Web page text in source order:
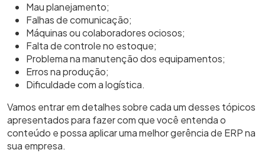
Mau planejamento;
Falhas de comunicação;
Máquinas ou colaboradores ociosos;
Falta de controle no estoque;
Problema na manutenção dos equipamentos;
Erros na produção;
Dificuldade com a logística.
Vamos entrar em detalhes sobre cada um desses tópicos
apresentados para fazer com que você entenda o
conteúdo e possa aplicar uma melhor gerência de ERP na
sua empresa.